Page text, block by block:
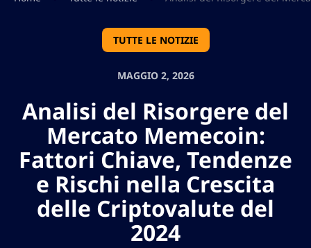
TUTTE LE NOTIZIE
MAGGIO 2, 2026
Analisi del Risorgere del
Mercato Memecoin:
Fattori Chiave, Tendenze
e Rischi nella Crescita
delle Criptovalute del
2024